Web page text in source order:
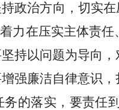
政治方向，切实
力在压实主体责
持以问题为导向
强廉洁自律意识
务的落实，要责任